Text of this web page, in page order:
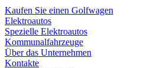
Kaufen Sie einen Golfwagen
Elektroautos
Spezielle Elektroautos
Kommunalfahrzeuge
Über das Unternehmen
Kontakte